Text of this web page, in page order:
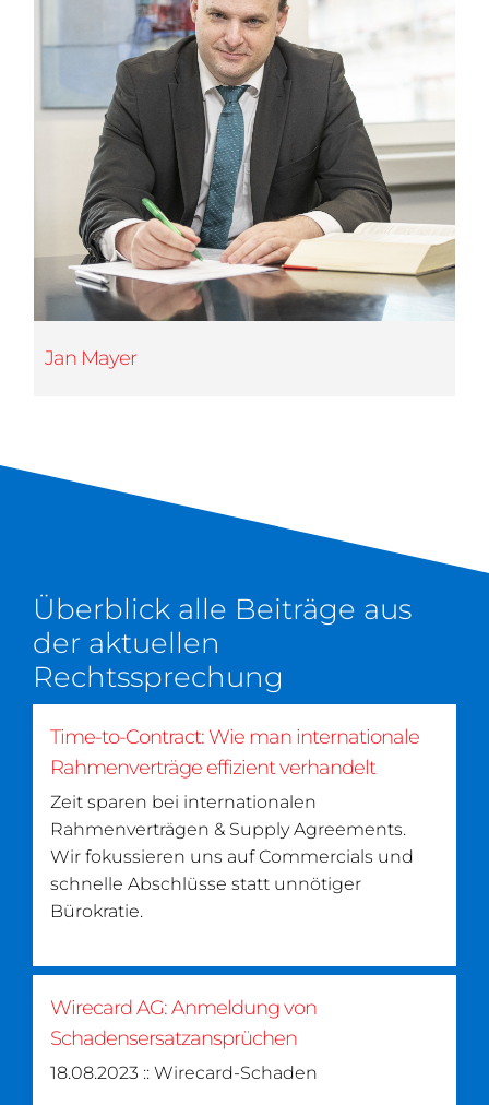
Jan Mayer
Überblick alle Beiträge aus
der aktuellen
Rechtssprechung
Time-to-Contract: Wie man internationale
Rahmenverträge effizient verhandelt
Zeit sparen bei internationalen
Rahmenverträgen & Supply Agreements.
Wir fokussieren uns auf Commercials und
schnelle Abschlüsse statt unnötiger
Bürokratie.
Wirecard AG: Anmeldung von
Schadensersatzansprüchen
18.08.2023 :: Wirecard-Schaden